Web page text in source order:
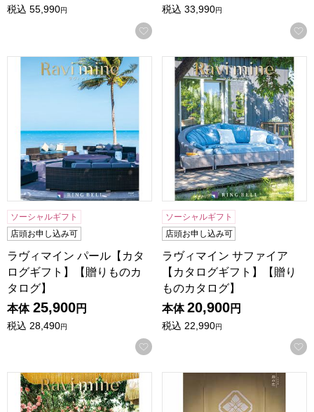
税込 55,990円
お気に入りに登録する
税込 33,990円
ラヴィマイン パール【カタログギフト】【贈りものカタロ
ソーシャルギフト
店頭お申し込み可
ラヴィマイン パール【カタ
ログギフト】【贈りものカ
タログ】
本体 25,900円
税込 28,490円
お気に入りに登録する
ラヴィマイン サファイア【
ソーシャルギフト
店頭お申し込み可
ラヴィマイン サファイア
【カタログギフト】【贈り
ものカタログ】
本体 20,900円
税込 22,990円
ラヴィマイン アメジスト【カタログギフト】【贈りものカ
日本の贈り物 卯の花(うのは